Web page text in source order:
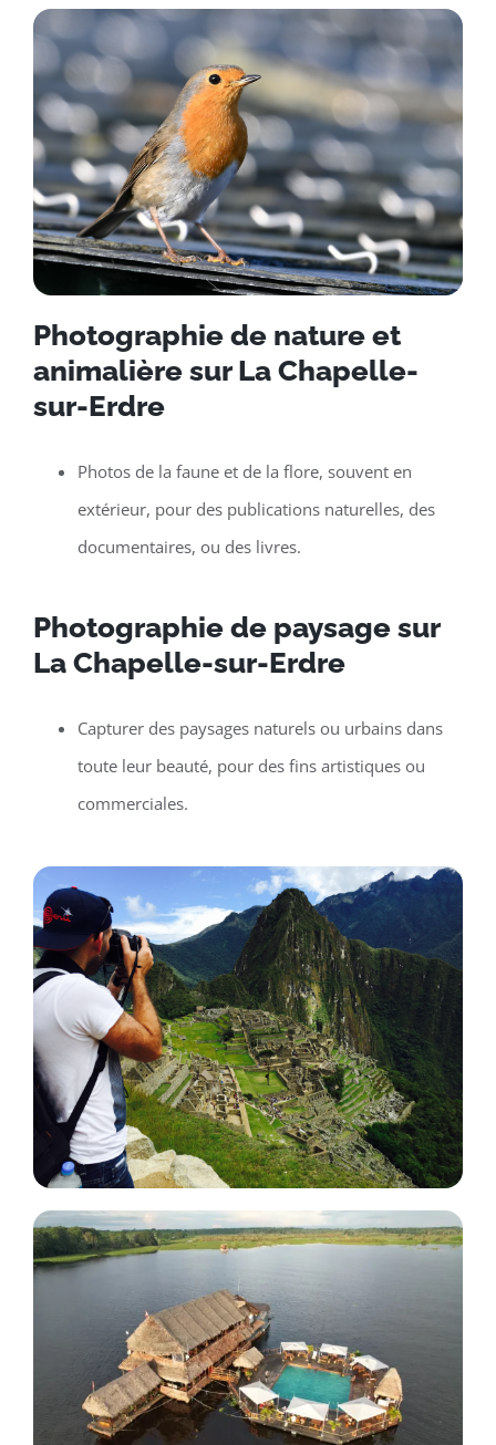
Photographie de nature et
animalière sur La Chapelle-
sur-Erdre
Photos de la faune et de la flore, souvent en
extérieur, pour des publications naturelles, des
documentaires, ou des livres.
Photographie de paysage sur
La Chapelle-sur-Erdre
Capturer des paysages naturels ou urbains dans
toute leur beauté, pour des fins artistiques ou
commerciales.